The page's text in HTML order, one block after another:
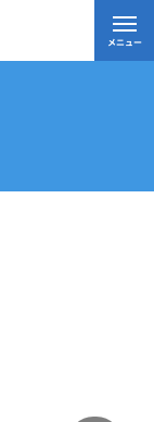
メニュー